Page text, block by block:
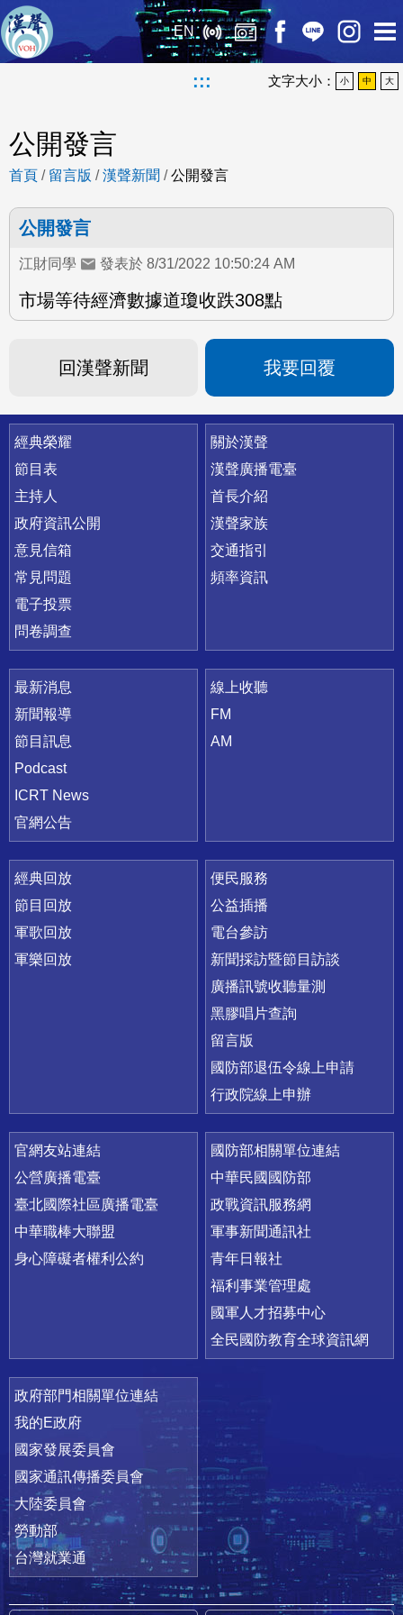
EN
::: 文字大小： 小 中 大
公開發言
首頁 / 留言版 /漢聲新聞 /公開發言
公開發言
江財同學 發表於 8/31/2022 10:50:24 AM
市場等待經濟數據道瓊收跌308點
回漢聲新聞 我要回覆
快速連結
經典榮耀
節目表
主持人
政府資訊公開
意見信箱
常見問題
電子投票
問卷調查
關於漢聲
漢聲廣播電臺
首長介紹
漢聲家族
交通指引
頻率資訊
最新消息
新聞報導
節目訊息
Podcast
ICRT News
官網公告
線上收聽
FM
AM
經典回放
節目回放
軍歌回放
軍樂回放
便民服務
公益插播
電台參訪
新聞採訪暨節目訪談
廣播訊號收聽量測
黑膠唱片查詢
留言版
國防部退伍令線上申請
行政院線上申辦
官網友站連結
公營廣播電臺
臺北國際社區廣播電臺
中華職棒大聯盟
身心障礙者權利公約
國防部相關單位連結
中華民國國防部
政戰資訊服務網
軍事新聞通訊社
青年日報社
福利事業管理處
國軍人才招募中心
全民國防教育全球資訊網
政府部門相關單位連結
我的E政府
國家發展委員會
國家通訊傳播委員會
大陸委員會
勞動部
台灣就業通